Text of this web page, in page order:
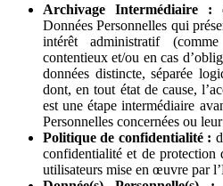
Archivage Intermédiaire :
Données Personnelles qui
intérêt administratif
contentieux et/ou en cas
données distincte, séparée
dont, en tout état de cause,
est une étape intermédiaire
Personnelles concernées ou
Politique de confidentialité :
confidentialité et de protection
utilisateurs mise en œuvre par